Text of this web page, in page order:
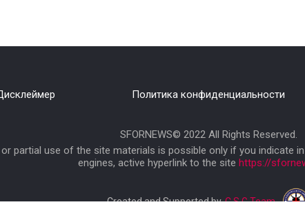
Политика конфиденциальности
SFORNEWS© 2022 All Rights Reserved.
partial use of the site materials is possible only if you indicate
engines, active hyperlink to the site https://
Created and Supported by C.S.G Team